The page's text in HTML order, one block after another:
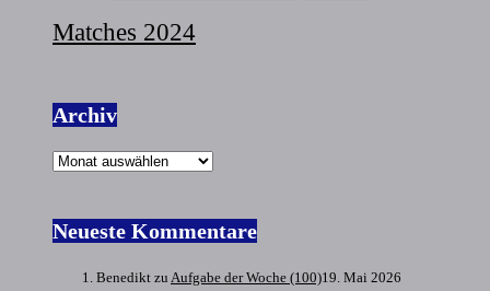
Matches 2024
Archiv
Archiv
Neueste Kommentare
Benedikt zu Aufgabe der Woche (100)19. Mai 2026